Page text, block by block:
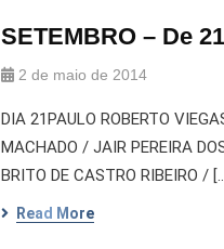
SETEMBRO – De
2 de maio de 2014
DIA 21PAULO ROBERTO
MACHADO / JAIR PEREIRA
BRITO DE CASTRO RIBEIRO /
Read More